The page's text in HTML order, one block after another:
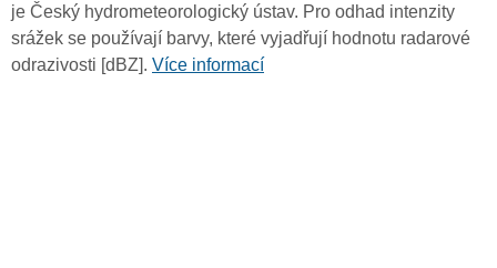
je Český hydrometeorologický ústav. Pro odhad intenzity
srážek se používají barvy, které vyjadřují hodnotu radarové
odrazivosti [dBZ]. Více informací